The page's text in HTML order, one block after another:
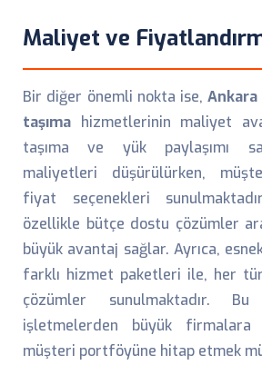
Maliyet ve
Bir diğer önemli nokta ise,
taşıma hizmetlerinin maliyet
taşıma ve yük paylaşımı
maliyetleri düşürülürken,
fiyat seçenekleri
özellikle bütçe dostu çözümler
büyük avantaj sağlar. Ayrıca,
farklı hizmet paketleri ile, her
çözümler sunulmaktadır.
işletmelerden büyük
müşteri portföyüne hitap etmek